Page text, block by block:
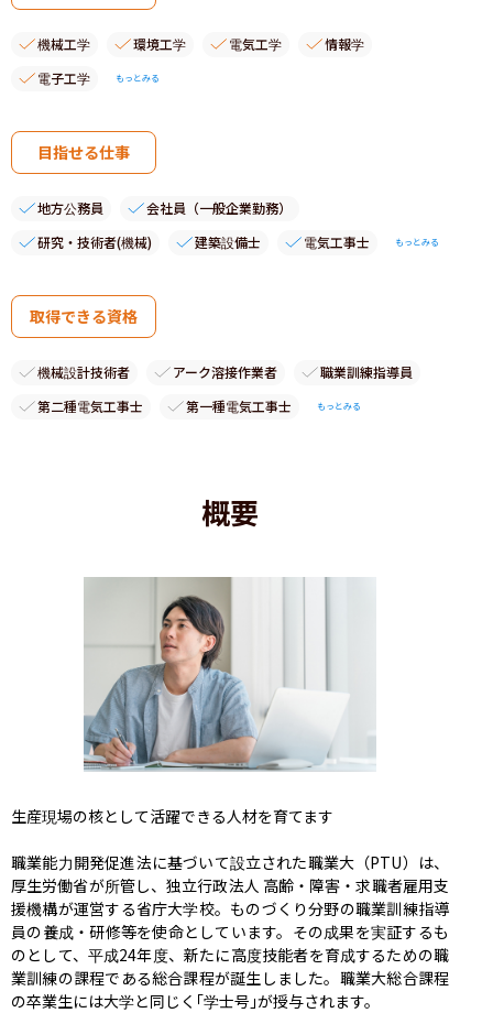
機械工学 環境工学 電気工学
情報学
電子工学
もっとみる
目指せる仕事
地方公務員
会社員（一般企業勤務）
研究・技術者(機械)
建築設備士 電気工事士 もっとみる
取得できる資格
機械設計技術者 アーク溶接作業者
職業訓練指導員
第二種電気工事士
第一種電気工事士 もっとみる
概要
生産現場の核として活躍できる人材を育てます
職業能力開発促進法に基づいて設立された職業大（PTU）は、
厚生労働省が所管し、独立行政法人 高齢・障害・求職者雇用支
援機構が運営する省庁大学校。ものづくり分野の職業訓練指導
員の養成・研修等を使命としています。その成果を実証するも
のとして、平成24年度、新たに高度技能者を育成するための職
業訓練の課程である総合課程が誕生しました。職業大総合課程
の卒業生には大学と同じく｢学士号｣が授与されます。